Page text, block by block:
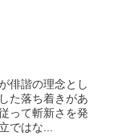
俳諧の理念とし
た落ち着きがあ
って斬新さを発
ではな...